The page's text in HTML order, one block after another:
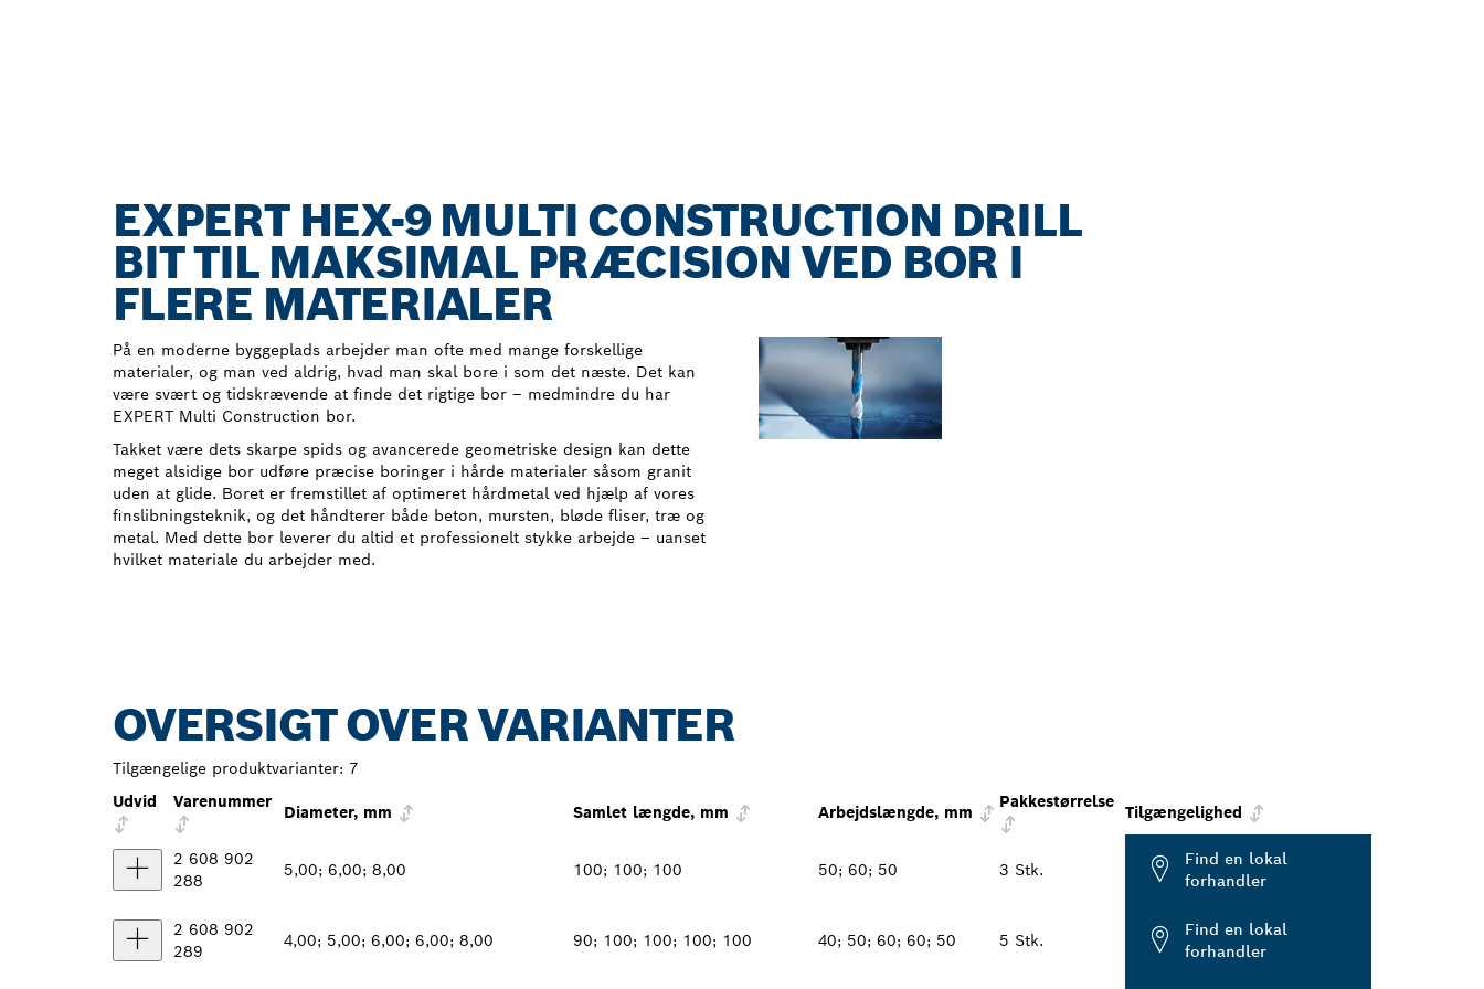
EXPERT HEX-9 MULTI CONSTRUCTION DRILL
BIT TIL MAKSIMAL PRÆCISION VED BOR I
FLERE MATERIALER
På en moderne byggeplads arbejder man ofte med mange forskellige
materialer, og man ved aldrig, hvad man skal bore i som det næste. Det kan
være svært og tidskrævende at finde det rigtige bor – medmindre du har
EXPERT Multi Construction bor.
Takket være dets skarpe spids og avancerede geometriske design kan dette
meget alsidige bor udføre præcise boringer i hårde materialer såsom granit
uden at glide. Boret er fremstillet af optimeret hårdmetal ved hjælp af vores
finslibningsteknik, og det håndterer både beton, mursten, bløde fliser, træ og
metal. Med dette bor leverer du altid et professionelt stykke arbejde – uanset
hvilket materiale du arbejder med.
OVERSIGT OVER VARIANTER
Tilgængelige produktvarianter: 7
Udvid
Varenummer
Diameter, mm Samlet længde, mm Arbejdslængde, mm
Pakkestørrelse
Tilgængelighed
2 608 902
288
5,00; 6,00; 8,00 100; 100; 100 50; 60; 50 3 Stk.
Find en lokal
forhandler
2 608 902
289
4,00; 5,00; 6,00; 6,00; 8,00 90; 100; 100; 100; 100 40; 50; 60; 60; 50 5 Stk.
Find en lokal
forhandler